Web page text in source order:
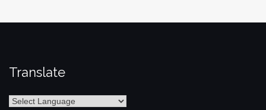
Translate